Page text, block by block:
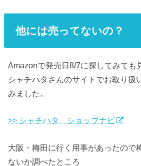
他には売ってないの？
Amazonで発売日8/7に探してみても
シャチハタさんのサイトでお取り扱
みました。
>> シャチハタ ショップナビ
大阪・梅田に行く用事があったので
ないか調べたところ